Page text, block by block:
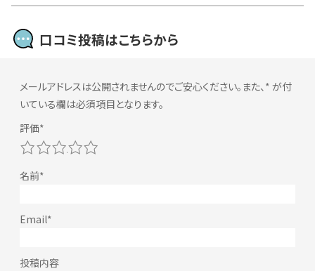
口コミ投稿はこちらから
メールアドレスは公開されませんのでご安心ください。また、* が付
いている欄は必須項目となります。
5
4
3
2